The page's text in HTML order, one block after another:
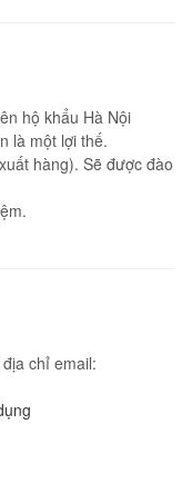
hộ khẩu Hà Nội
là một lợi thế.
hàng). Sẽ được đào
chỉ email: